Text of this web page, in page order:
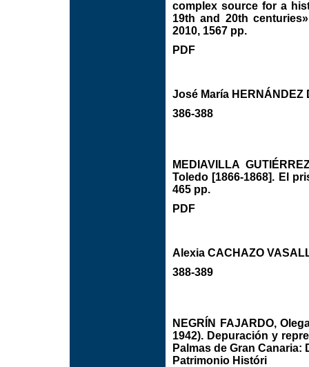
complex source for a
19th and 20th
2010, 1567 pp.
PDF
José María HERNÁNDEZ
386-388
MEDIAVILLA
Toledo [1866-1868]. El
465 pp.
PDF
Alexia CACHAZO
388-389
NEGRÍN FAJARDO,
1942). Depuración y
Palmas de Gran
Patrimonio Históri